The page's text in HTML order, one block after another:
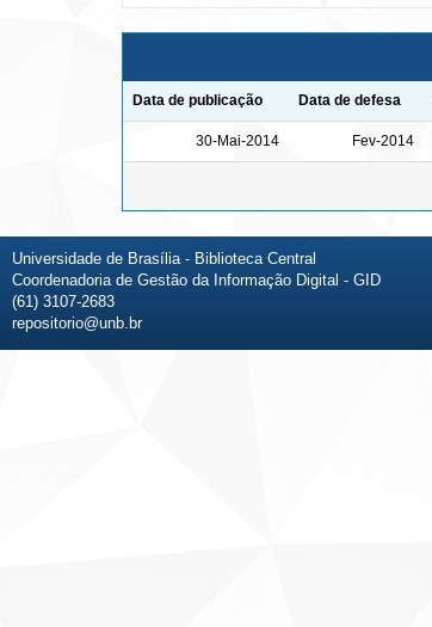
Data de publicação Data de defesa
30-Mai-2014 Fev-2014
Universidade de Brasília - Biblioteca Central
Coordenadoria de Gestão da Informação Digital - GID
(61) 3107-2683
repositorio@unb.br